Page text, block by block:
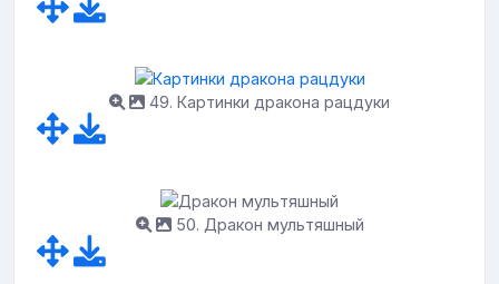
49. Картинки дракона рацдуки
50. Дракон мультяшный